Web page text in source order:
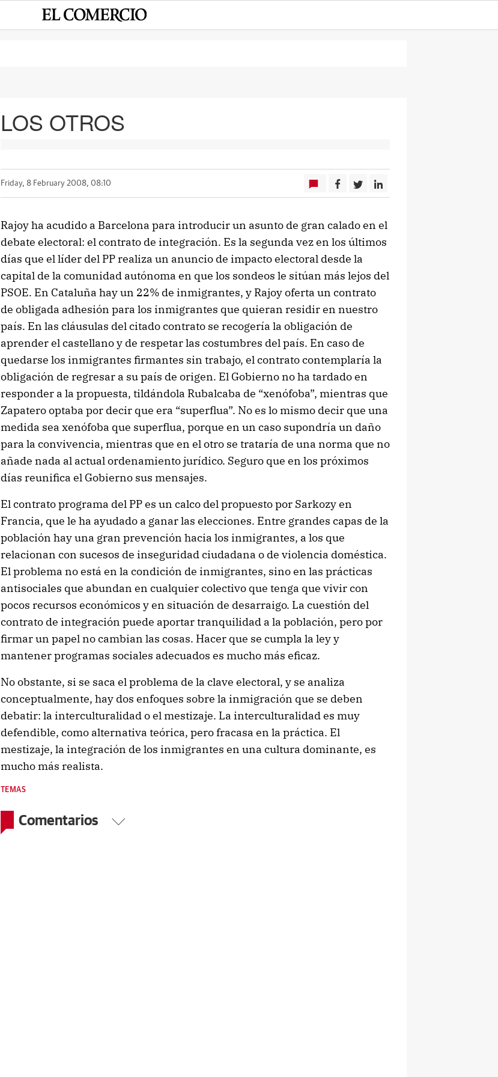
LOS OTROS
Friday, 8 February 2008, 08:10
Rajoy ha acudido a Barcelona para introducir un asunto de gran calado en el
debate electoral: el contrato de integración. Es la segunda vez en los últimos
días que el líder del PP realiza un anuncio de impacto electoral desde la
capital de la comunidad autónoma en que los sondeos le sitúan más lejos del
PSOE. En Cataluña hay un 22% de inmigrantes, y Rajoy oferta un contrato
de obligada adhesión para los inmigrantes que quieran residir en nuestro
país. En las cláusulas del citado contrato se recogería la obligación de
aprender el castellano y de respetar las costumbres del país. En caso de
quedarse los inmigrantes firmantes sin trabajo, el contrato contemplaría la
obligación de regresar a su país de origen. El Gobierno no ha tardado en
responder a la propuesta, tildándola Rubalcaba de “xenófoba”, mientras que
Zapatero optaba por decir que era “superflua”. No es lo mismo decir que una
medida sea xenófoba que superflua, porque en un caso supondría un daño
para la convivencia, mientras que en el otro se trataría de una norma que no
añade nada al actual ordenamiento jurídico. Seguro que en los próximos
días reunifica el Gobierno sus mensajes.
El contrato programa del PP es un calco del propuesto por Sarkozy en
Francia, que le ha ayudado a ganar las elecciones. Entre grandes capas de la
población hay una gran prevención hacia los inmigrantes, a los que
relacionan con sucesos de inseguridad ciudadana o de violencia doméstica.
El problema no está en la condición de inmigrantes, sino en las prácticas
antisociales que abundan en cualquier colectivo que tenga que vivir con
pocos recursos económicos y en situación de desarraigo. La cuestión del
contrato de integración puede aportar tranquilidad a la población, pero por
firmar un papel no cambian las cosas. Hacer que se cumpla la ley y
mantener programas sociales adecuados es mucho más eficaz.
No obstante, si se saca el problema de la clave electoral, y se analiza
conceptualmente, hay dos enfoques sobre la inmigración que se deben
debatir: la interculturalidad o el mestizaje. La interculturalidad es muy
defendible, como alternativa teórica, pero fracasa en la práctica. El
mestizaje, la integración de los inmigrantes en una cultura dominante, es
mucho más realista.
TEMAS
Comentarios